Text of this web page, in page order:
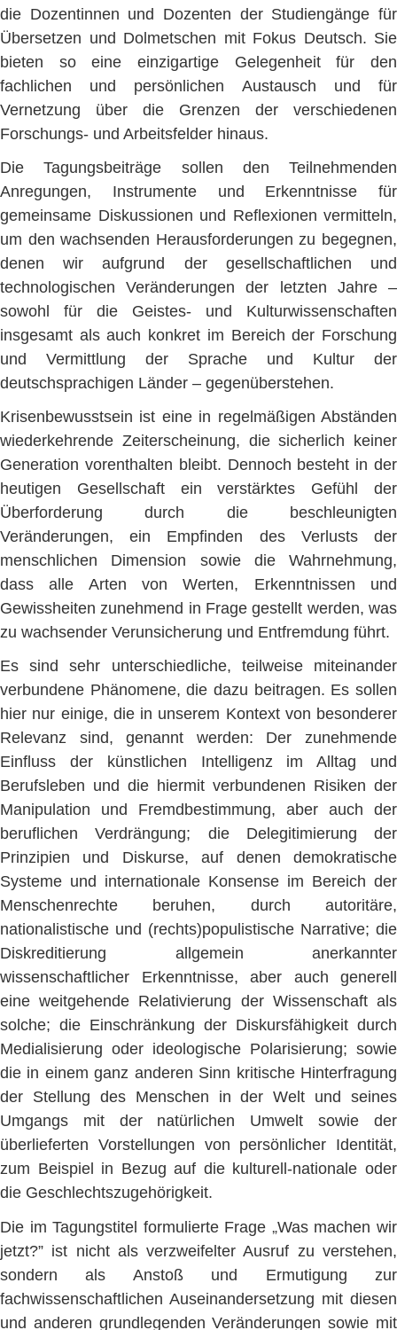
die Dozentinnen und Dozenten der Studiengänge für
Übersetzen und Dolmetschen mit Fokus Deutsch. Sie
bieten so eine einzigartige Gelegenheit für den
fachlichen und persönlichen Austausch und für
Vernetzung über die Grenzen der verschiedenen
Forschungs- und Arbeitsfelder hinaus.
Die Tagungsbeiträge sollen den Teilnehmenden
Anregungen, Instrumente und Erkenntnisse für
gemeinsame Diskussionen und Reflexionen vermitteln,
um den wachsenden Herausforderungen zu begegnen,
denen wir aufgrund der gesellschaftlichen und
technologischen Veränderungen der letzten Jahre –
sowohl für die Geistes- und Kulturwissenschaften
insgesamt als auch konkret im Bereich der Forschung
und Vermittlung der Sprache und Kultur der
deutschsprachigen Länder – gegenüberstehen.
Krisenbewusstsein ist eine in regelmäßigen Abständen
wiederkehrende Zeiterscheinung, die sicherlich keiner
Generation vorenthalten bleibt. Dennoch besteht in der
heutigen Gesellschaft ein verstärktes Gefühl der
Überforderung durch die beschleunigten
Veränderungen, ein Empfinden des Verlusts der
menschlichen Dimension sowie die Wahrnehmung,
dass alle Arten von Werten, Erkenntnissen und
Gewissheiten zunehmend in Frage gestellt werden, was
zu wachsender Verunsicherung und Entfremdung führt.
Es sind sehr unterschiedliche, teilweise miteinander
verbundene Phänomene, die dazu beitragen. Es sollen
hier nur einige, die in unserem Kontext von besonderer
Relevanz sind, genannt werden: Der zunehmende
Einfluss der künstlichen Intelligenz im Alltag und
Berufsleben und die hiermit verbundenen Risiken der
Manipulation und Fremdbestimmung, aber auch der
beruflichen Verdrängung; die Delegitimierung der
Prinzipien und Diskurse, auf denen demokratische
Systeme und internationale Konsense im Bereich der
Menschenrechte beruhen, durch autoritäre,
nationalistische und (rechts)populistische Narrative; die
Diskreditierung allgemein anerkannter
wissenschaftlicher Erkenntnisse, aber auch generell
eine weitgehende Relativierung der Wissenschaft als
solche; die Einschränkung der Diskursfähigkeit durch
Medialisierung oder ideologische Polarisierung; sowie
die in einem ganz anderen Sinn kritische Hinterfragung
der Stellung des Menschen in der Welt und seines
Umgangs mit der natürlichen Umwelt sowie der
überlieferten Vorstellungen von persönlicher Identität,
zum Beispiel in Bezug auf die kulturell-nationale oder
die Geschlechtszugehörigkeit.
Die im Tagungstitel formulierte Frage „Was machen wir
jetzt?” ist nicht als verzweifelter Ausruf zu verstehen,
sondern als Anstoß und Ermutigung zur
fachwissenschaftlichen Auseinandersetzung mit diesen
und anderen grundlegenden Veränderungen sowie mit